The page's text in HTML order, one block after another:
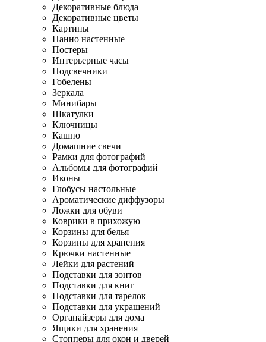
Декоративные блюда
Декоративные цветы
Картины
Панно настенные
Постеры
Интерьерные часы
Подсвечники
Гобелены
Зеркала
Минибары
Шкатулки
Ключницы
Кашпо
Домашние свечи
Рамки для фотографий
Альбомы для фотографий
Иконы
Глобусы настольные
Ароматические диффузоры
Ложки для обуви
Коврики в прихожую
Корзины для белья
Корзины для хранения
Крючки настенные
Лейки для растений
Подставки для зонтов
Подставки для книг
Подставки для тарелок
Подставки для украшений
Органайзеры для дома
Ящики для хранения
Стопперы для окон и дверей